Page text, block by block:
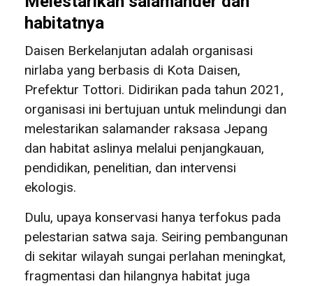
habitatnya
Daisen Berkelanjutan adalah organisasi
nirlaba yang berbasis di Kota Daisen,
Prefektur Tottori. Didirikan pada tahun 2021,
organisasi ini bertujuan untuk melindungi dan
melestarikan salamander raksasa Jepang
dan habitat aslinya melalui penjangkauan,
pendidikan, penelitian, dan intervensi
ekologis.
Dulu, upaya konservasi hanya terfokus pada
pelestarian satwa saja. Seiring pembangunan
di sekitar wilayah sungai perlahan meningkat,
fragmentasi dan hilangnya habitat juga